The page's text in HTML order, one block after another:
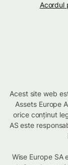
Acordul
Acest site web
Assets Europe
orice conținut
AS este
Wise Europe SA